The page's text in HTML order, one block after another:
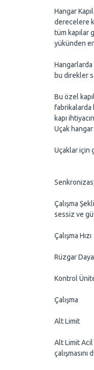
Hangar
derecelere
tüm kapılar
yükünden
bu direkler
Bu özel
fabrikalarda
kapı
Uçak hangar
Uçaklar için
Çalışma
sessiz ve
Çalışma
Rüzgar
Kontrol
Çalışma
Alt Limit
Alt Limit